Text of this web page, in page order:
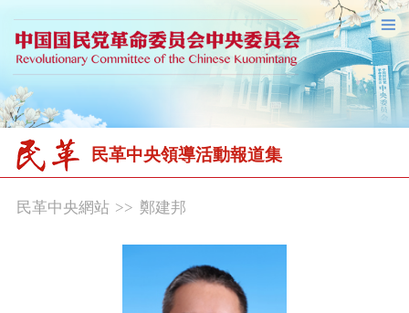
民革中央領導活動報道集
民革中央網站 >> 鄭建邦